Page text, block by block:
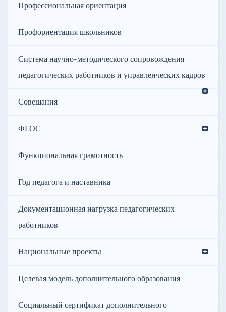
Профессиональная ориентация
Профориентация школьников
Система научно-методического сопровождения
педагогических работников и управленческих кадров
Совещания
ФГОС
Функциональная грамотность
Год педагога и наставника
Документационная нагрузка педагогических
работников
Национальные проекты
Целевая модель дополнительного образования
Социальный сертификат дополнительного